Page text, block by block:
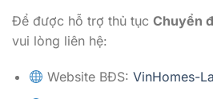
Để được hỗ trợ thủ tục Chuyển
vui lòng liên hệ:
Website BĐS:VinHomes-